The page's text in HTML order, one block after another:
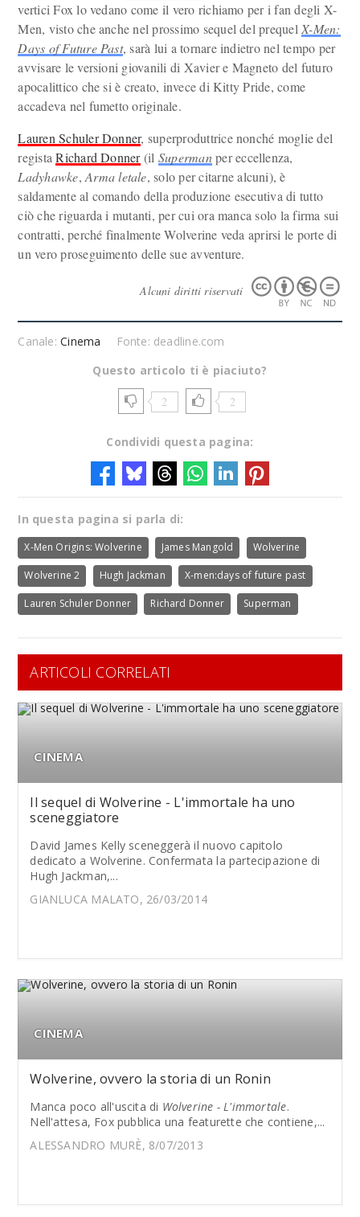
vertici Fox lo vedano come il vero richiamo per i fan degli X-
Men, visto che anche nel prossimo sequel del prequel X-Men:
Days of Future Past, sarà lui a tornare indietro nel tempo per
avvisare le versioni giovanili di Xavier e Magneto del futuro
apocalittico che si è creato, invece di Kitty Pride, come
accadeva nel fumetto originale.
Lauren Schuler Donner, superproduttrice nonché moglie del
registaRichard Donner(il Supermanper eccellenza,
Ladyhawke,Arma letale, solo per citarne alcuni), è
saldamente al comando della produzione esecutiva di tutto
ciò che riguarda i mutanti, per cui ora manca solo la firma sui
contratti, perché finalmente Wolverine veda aprirsi le porte di
un vero proseguimento delle sue avventure.
Alcuni diritti riservati
Canale:Cinema
Fonte: deadline.com
Questo articolo ti è piaciuto?
2 2
Condividi questa pagina:
In questa pagina si parla di:
X-Men Origins: Wolverine James Mangold Wolverine
Wolverine 2 Hugh Jackman X-men:days of future past
Lauren Schuler Donner Richard Donner Superman
ARTICOLI CORRELATI
CINEMA
Il sequel di Wolverine - L'immortale ha uno
sceneggiatore
David James Kelly sceneggerà il nuovo capitolo
dedicato a Wolverine. Confermata la partecipazione di
Hugh Jackman,...
GIANLUCA MALATO, 26/03/2014
CINEMA
Wolverine, ovvero la storia di un Ronin
Manca poco all'uscita di Wolverine - L'immortale.
Nell'attesa, Fox pubblica una featurette che contiene,...
ALESSANDRO MURÈ, 8/07/2013